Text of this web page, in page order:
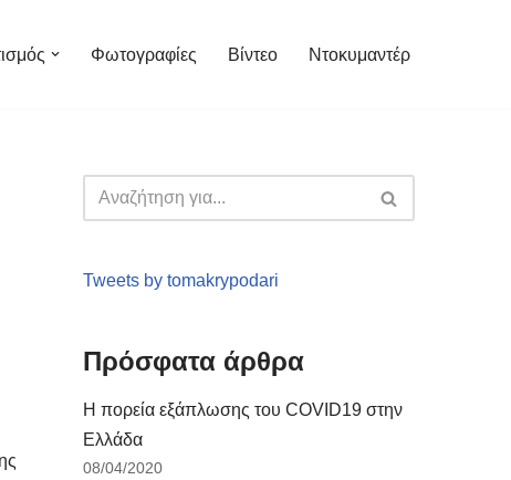
Φωτογραφίες Βίντεο Ντοκυμαντέρ
Tweets by tomakrypodari
Πρόσφατα άρθρα
Η πορεία εξάπλωσης του COVID19 στην
Ελλάδα
08/04/2020